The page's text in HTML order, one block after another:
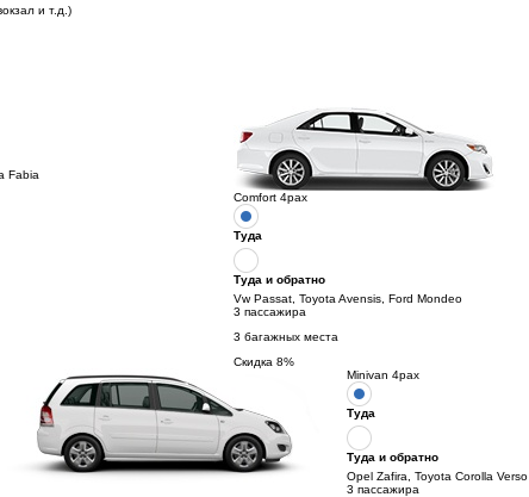
и т.д.)
Fabia
Comfort 4pax
Туда
Туда и обратно
Vw Passat, Toyota Avensis, Ford Mondeo
3 пассажира
3 багажных места
Скидка 8%
Minivan 4pax
Туда
Туда и обратно
Opel Zafira, Toyota Corolla Verso
3 пассажира